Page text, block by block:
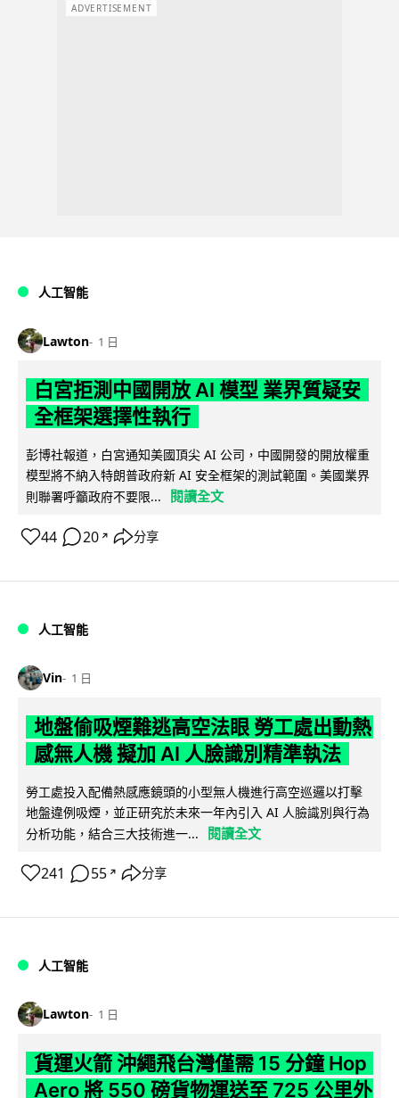
ADVERTISEMENT
人工智能
Lawton 1 日
白宮拒測中國開放 AI 模型 業界質疑安
全框架選擇性執行
彭博社報道，白宮通知美國頂尖 AI 公司，中國開發的開放權重
模型將不納入特朗普政府新 AI 安全框架的測試範圍。美國業界
則聯署呼籲政府不要限...
閱讀全文
44 20 ↗ 分享
人工智能
Vin 1 日
地盤偷吸煙難逃高空法眼 勞工處出動熱
感無人機 擬加 AI 人臉識別精準執法
勞工處投入配備熱感應鏡頭的小型無人機進行高空巡邏以打擊
地盤違例吸煙，並正研究於未來一年內引入 AI 人臉識別與行為
分析功能，結合三大技術進一...
閱讀全文
241 55 ↗ 分享
人工智能
Lawton 1 日
貨運火箭 沖繩飛台灣僅需 15 分鐘 Hop
Aero 將 550 磅貨物運送至 725 公里外